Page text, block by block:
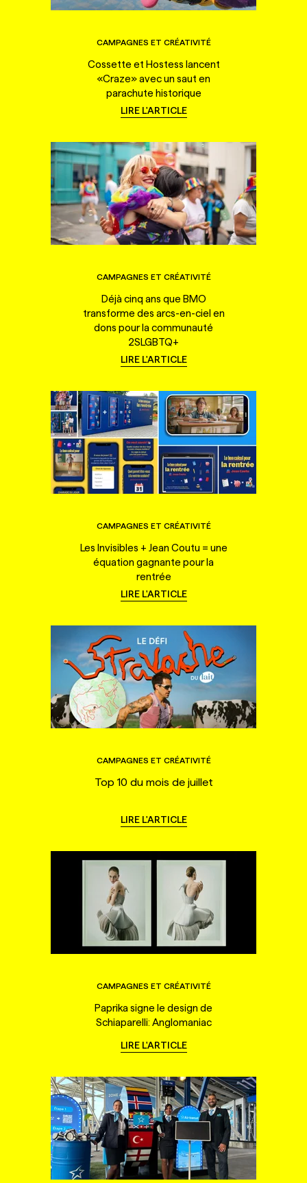
CAMPAGNES ET CRÉATIVITÉ
Cossette et Hostess lancent
«Craze» avec un saut en
parachute historique
LIRE L'ARTICLE
CAMPAGNES ET CRÉATIVITÉ
Déjà cinq ans que BMO
transforme des arcs-en-ciel en
dons pour la communauté
2SLGBTQ+
LIRE L'ARTICLE
CAMPAGNES ET CRÉATIVITÉ
Les Invisibles + Jean Coutu = une
équation gagnante pour la
rentrée
LIRE L'ARTICLE
CAMPAGNES ET CRÉATIVITÉ
Top 10 du mois de juillet
LIRE L'ARTICLE
CAMPAGNES ET CRÉATIVITÉ
Paprika signe le design de
Schiaparelli: Anglomaniac
LIRE L'ARTICLE